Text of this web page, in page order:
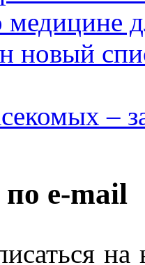
новый
–
e-mail
на